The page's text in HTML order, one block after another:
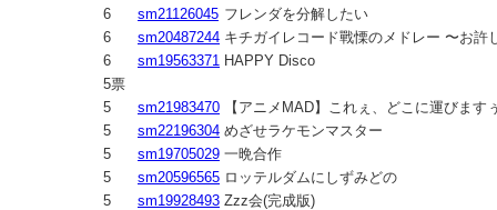
6
sm21126045 フレンダを分解したい
6
sm20487244 キチガイレコード戰慄のメドレー 〜お許
6
sm19563371 HAPPY Disco
5票
5
sm21983470
【アニメMAD】これぇ、どこに運びます
5
sm22196304 めざせラケモンマスター
5
sm19705029 一晩合作
5
sm20596565 ロッテルダムにしずみどの
5
sm19928493 Zzz会(完成版)